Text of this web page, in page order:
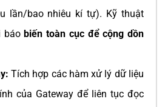
lần/bao nhiêu kí tự). Kỹ thuật
báobiến toàn cục để cộng dồn
Tích hợp các hàm xử lý dữ liệu
của Gateway để liên tục đọc